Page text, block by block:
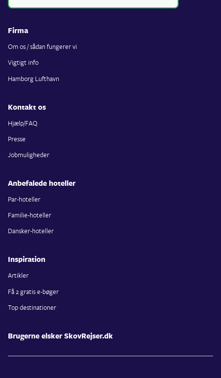
Firma
Om os / sådan fungerer vi
Vigtigt info
Hamborg Lufthavn
Kontakt os
Hjælp/FAQ
Presse
Jobmuligheder
Anbefalede hoteller
Par-hoteller
Familie-hoteller
Dansker-hoteller
Inspiration
Artikler
Få 2 gratis e-bøger
Top destinationer
Brugerne elsker SkovRejser.dk